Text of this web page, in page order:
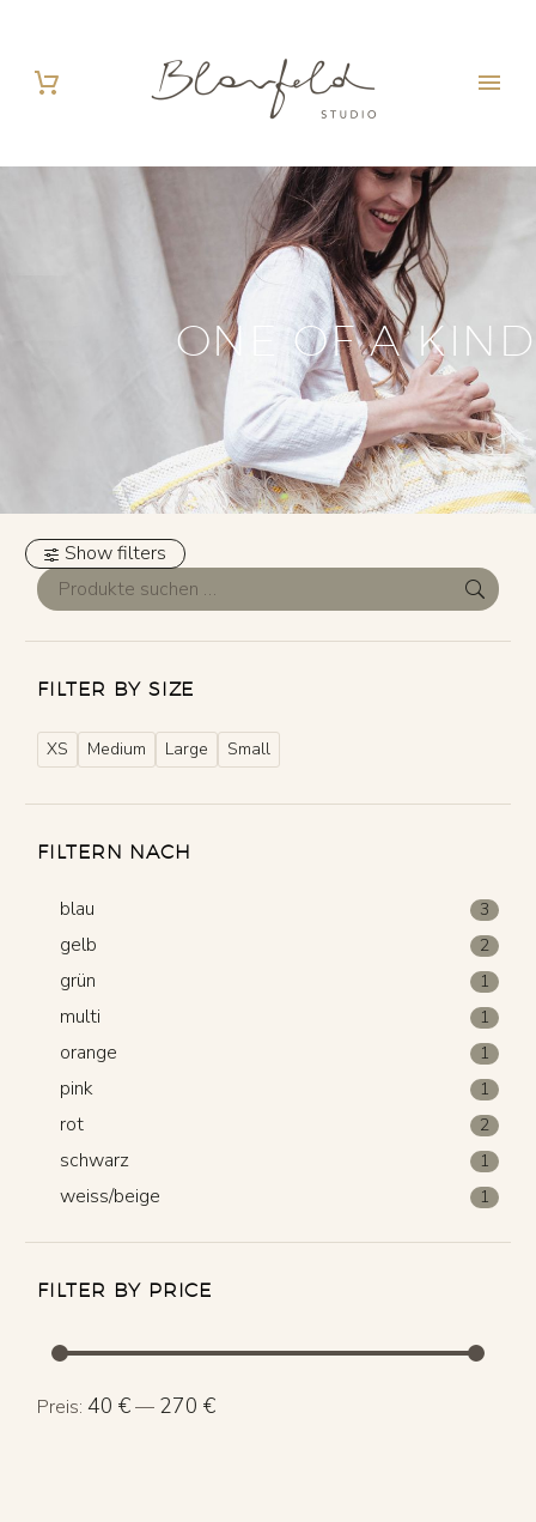
ONE OF A KIND
Show filters
FILTER BY SIZE
XS Medium Large Small
FILTERN NACH
blau 3
gelb 2
grün 1
multi 1
orange 1
pink 1
rot 2
schwarz 1
weiss/beige 1
FILTER BY PRICE
Min.
Max.
Preis: 40 €— 270 €